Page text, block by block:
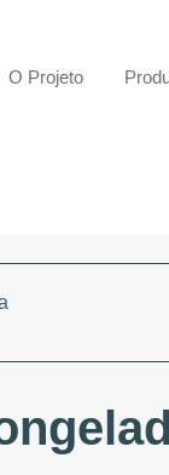
O Projeto